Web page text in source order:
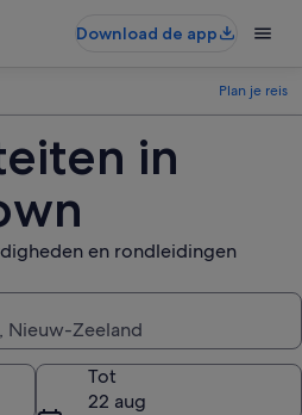
Download de app
Plan je reis
in
en rondleidingen
Nieuw-Zeeland
Tot
22 aug